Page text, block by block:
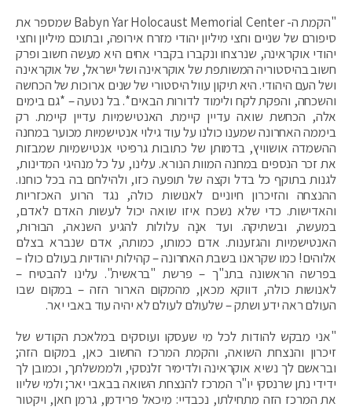
"הקמת ה- Babyn Yar Holocaust Memorial Center שמספר את
סיפורם של שניים וחצי מיליון יהודי מזרח אירופה, ובתוכם מיליון וחצי
יהודי אוקראינה, שנרצחו ונקברו בקברי אחים היא מעשה חשוב ופרק
חשוב בהיסטוריה המשותפת של אוקראינה ושל ישראל, של אוקראינה
ושל העם היהודי. היא תיקון עוול היסטורי של שנים ארוכות של הכחשה
והשכחה, והפקת לקח ולימוד לדורות הבאים*. בל נטעה – *גם בימים
אלה, הכחשת שואה עדיין קיימת. האנטישמיות עדיין קיימת. רק
ביממה האחרונה שמענו כולנו על עוד גילוי אנטישמיות מכוער במחנה
ההשמדה אושוויץ, בדמותן של כתובות גרפיטי אנטישמיות שמבזות
את זכר הנספים במחנה המוות הנורא. עלינו, על כל מנהיגי המדינות,
לגנות בתוקף כל בדל וקצה של תופעה כזו, ולהילחם בה בכל כוחנו.
ההנצחה והזיכרון חיוניים לאנושות כולה, נגד הרוע האכזריות
והאדישות. כדי שלא נשכח איזו שואה יכול לעשות האדם לאדם,
במעשה, ובשתיקה. ועד אנָה עלולות להגיע השנאה, הבוּרוּת,
האנטישמיות והגזענות. אדם כמותו, כמותה, אדם שנברא בצלם
אלוהים! כמו שקראנו בשבת האחרונה – קהילות יהודיות בעולם כולו –
בפרשה הראשונה בתנ"ך – פרשת "בראשית". עלינו להבטיח –
לאנושות כולה, דווקא מכאן, מהמקום הארור הזה – במקום שבו
העולם ראה ידע ושתק – שלעולם לעולם לא יהיה עוד באבי יאר.
"אני מבקש להודות לכל מי שעסקו ועוסקים במלאכת הקודש של
זיכרון והנצחת השואה, והקמת המרכז החשוב כאן, במקום הזה;
ובראשם לך נשיא אוקראינה ולדימיר זלנסקי, ולממשלתך, וכמובן לך
ידידי נתן שרנסקי יו"ר המרכז להנצחת השואה בבאבי יאר; ולמי שליוו
את המרכז הזה מתחילתו, נכבדיי: מיכאל פרידמן, גרמן חאן, ויקטור